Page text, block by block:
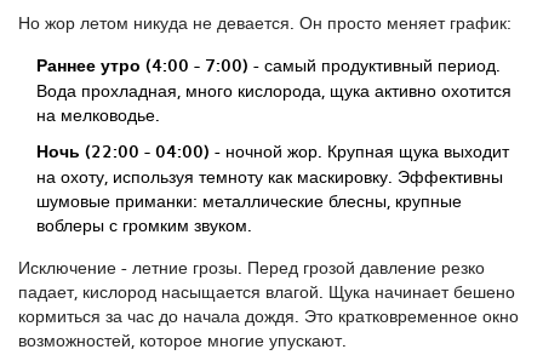
Но жор летом никуда не девается. Он просто меняет график:
Раннее утро (4:00 - 7:00) - самый продуктивный период.
Вода прохладная, много кислорода, щука активно охотится
на мелководье.
Ночь (22:00 - 04:00) - ночной жор. Крупная щука выходит
на охоту, используя темноту как маскировку. Эффективны
шумовые приманки: металлические блесны, крупные
воблеры с громким звуком.
Исключение - летние грозы. Перед грозой давление резко
падает, кислород насыщается влагой. Щука начинает бешено
кормиться за час до начала дождя. Это кратковременное окно
возможностей, которое многие упускают.